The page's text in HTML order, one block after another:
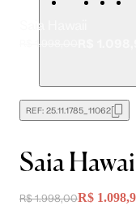
Saia Hawaii
R$ 1.998,00
REF: 25.11.1785_11062
Saia
R$ 1.998,00R$